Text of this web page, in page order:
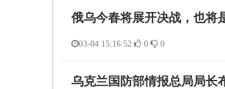
俄乌今春将展开决战，也将
03-04 15:16:52 0 0
乌克兰国防部情报总局局长